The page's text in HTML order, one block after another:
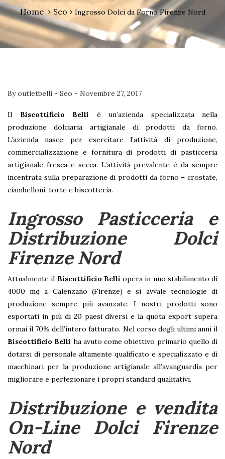
Home Seo Ingrosso Dolci da Forno Firenze Nord
Byoutletbelli - Seo - Novembre 27, 2017
Il Biscottificio Belli è un’azienda specializzata nella
produzione dolciaria artigianale di prodotti da forno.
L’azienda nasce per esercitare l’attività di produzione,
commercializzazione e fornitura di prodotti di pasticceria
artigianale fresca e secca. L’attività prevalente è da sempre
incentrata sulla preparazione di prodotti da forno – crostate,
ciambelloni, torte e biscotteria.
Ingrosso Pasticceria e
Distribuzione Dolci
Firenze Nord
Attualmente il Biscottificio Belli opera in uno stabilimento di
4000 mq a Calenzano (Firenze) e si avvale tecnologie di
produzione sempre più avanzate. I nostri prodotti sono
esportati in più di 20 paesi diversi e la quota export supera
ormai il 70% dell’intero fatturato. Nel corso degli ultimi anni il
Biscottificio Belli ha avuto come obiettivo primario quello di
dotarsi di personale altamente qualificato e specializzato e di
macchinari per la produzione artigianale all’avanguardia per
migliorare e perfezionare i propri standard qualitativi.
Distribuzione e vendita
On-Line Dolci Firenze
Nord